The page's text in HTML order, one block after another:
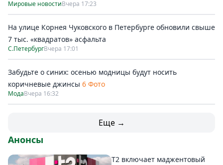
Мировые новостиВчера 17:23
На улице Корнея Чуковского в Петербурге обновили свыше
7 тыс. «квадратов» асфальта
С.ПетербургВчера 17:01
Забудьте о синих: осенью модницы будут носить
коричневые джинсы 6 Фото
МодаВчера 16:32
Еще →
Анонсы
Т2 включает маджентовый